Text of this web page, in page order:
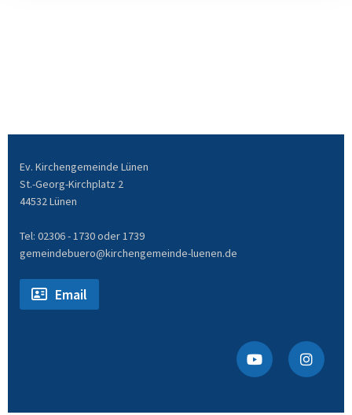
Ev. Kirchengemeinde Lünen
St.-Georg-Kirchplatz 2
44532 Lünen
Tel: 02306 - 1730 oder 1739
gemeindebuero@kirchengemeinde-luenen.de
Email